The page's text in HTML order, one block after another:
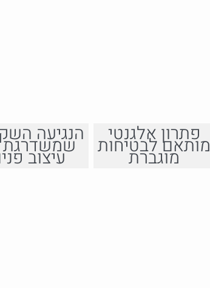
פתרון אלגנטי
מותאם לבטיחות
מוגברת
הנגיעה
שמשדרגת
עיצוב